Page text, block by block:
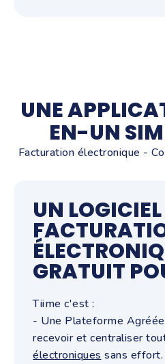
UNE
EN-UN
Facturation électronique -
UN LOGICIEL
GRATUIT
Tiime c'est :
- Une Plateforme
recevoir et centraliser
électroniques sans effort.